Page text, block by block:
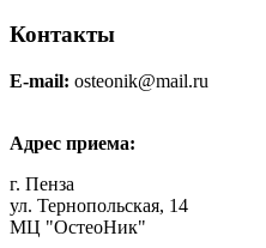
Контакты
E-mail: osteonik@mail.ru
Адрес приема:
г. Пенза
ул. Тернопольская, 14
МЦ "ОстеоНик"